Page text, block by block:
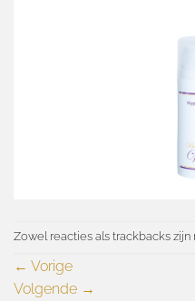
Zowel reacties als trackbacks
← Vorige
Volgende →